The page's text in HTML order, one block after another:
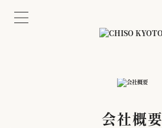
会社概要